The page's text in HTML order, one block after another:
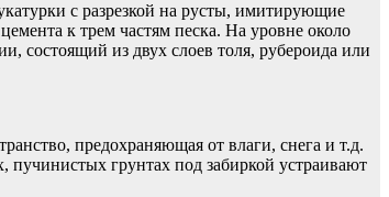
с разрезкой на русты, имитирующие
к трем частям песка. На уровне около
состоящий из двух слоев толя, рубероида или
предохраняющая от влаги, снега и т.д.
пучинистых грунтах под забиркой устраивают